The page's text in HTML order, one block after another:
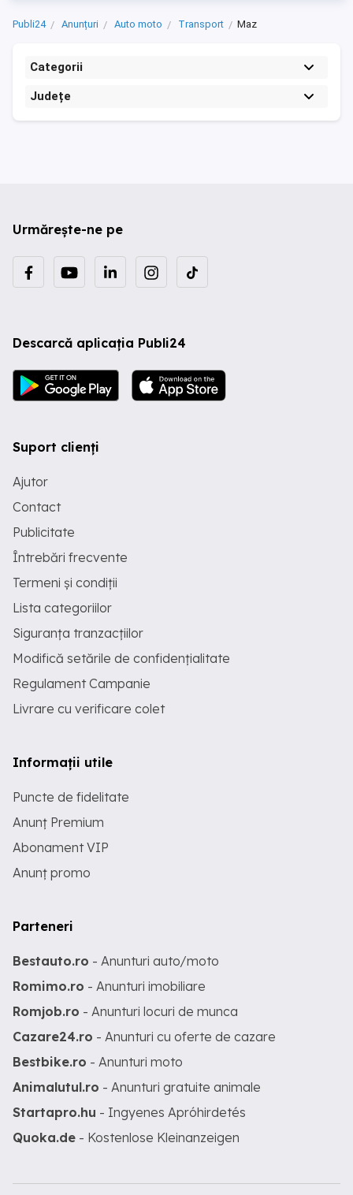
Publi24 Anunțuri Auto moto Transport Maz
Categorii
Județe
Urmărește-ne pe
Descarcă aplicația Publi24
Suport clienți
Ajutor
Contact
Publicitate
Întrebări frecvente
Termeni și condiții
Lista categoriilor
Siguranța tranzacțiilor
Modifică setările de confidențialitate
Regulament Campanie
Livrare cu verificare colet
Informații utile
Puncte de fidelitate
Anunț Premium
Abonament VIP
Anunț promo
Parteneri
Bestauto.ro - Anunturi auto/moto
Romimo.ro - Anunturi imobiliare
Romjob.ro - Anunturi locuri de munca
Cazare24.ro - Anunturi cu oferte de cazare
Bestbike.ro - Anunturi moto
Animalutul.ro - Anunturi gratuite animale
Startapro.hu - Ingyenes Apróhirdetés
Quoka.de - Kostenlose Kleinanzeigen